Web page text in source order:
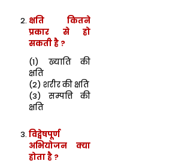
क्षतिकितने
प्रकार से हो
सकती है ?
(1) ख्याति की
क्षति
(2) शरीर की क्षति
(3) सम्पत्ति की
क्षति
विद्वेषपूर्ण
अभियोजनक्या
होता है ?